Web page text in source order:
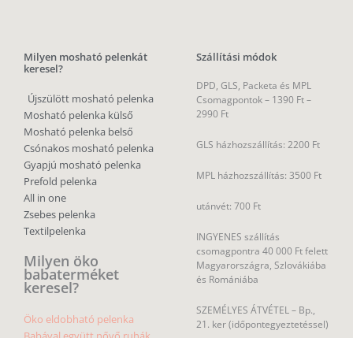
Milyen mosható pelenkát
keresel?
Újszülött mosható pelenka
Mosható pelenka külső
Mosható pelenka belső
Csónakos mosható pelenka
Gyapjú mosható pelenka
Prefold pelenka
All in one
Zsebes pelenka
Textilpelenka
Milyen öko
babaterméket
keresel?
Öko eldobható pelenka
Szállítási módok
DPD, GLS, Packeta és MPL
Csomagpontok – 1390 Ft –
2990 Ft
GLS házhozszállítás: 2200 Ft
MPL házhozszállítás: 3500 Ft
utánvét: 700 Ft
INGYENES szállítás
csomagpontra 40 000 Ft felett
Magyarországra, Szlovákiába
és Romániába
SZEMÉLYES ÁTVÉTEL – Bp.,
21. ker (időpontegyeztetéssel)